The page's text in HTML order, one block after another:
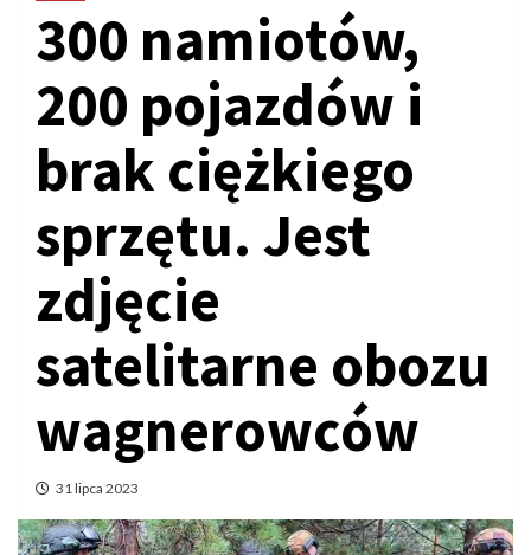
300 namiotów,
200 pojazdów i
brak ciężkiego
sprzętu. Jest
zdjęcie
satelitarne obozu
wagnerowców
31 lipca 2023